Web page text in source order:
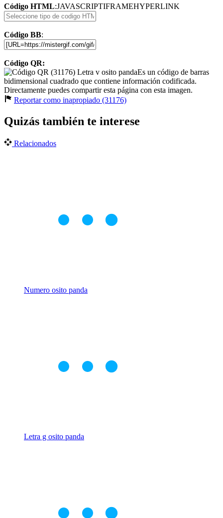
Código HTML:JAVASCRIPTIFRAMEHYPERLINK
Código BB:
Código QR:
Es un código de barras
bidimensional cuadrado que contiene información codificada.
Directamente puedes compartir esta página con esta imagen.
Reportar como inapropiado (31176)
Quizás también te interese
Relacionados
Numero osito panda
Letra g osito panda